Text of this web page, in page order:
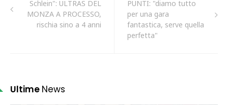
Schlein": ULTRAS DEL
MONZA A PROCESSO,
rischia sino a 4 anni
PUNTI: "diamo tutto
per una gara
fantastica, serve quella
perfetta"
Ultime News